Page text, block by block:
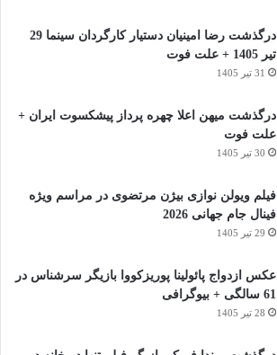
درگذشت رضا امینیان دستیار کارگردان سینما 29
تیر 1405 + علت فوت
31 تیر 1405
درگذشت میهن اعلا چهره پرداز پیشکسوت ایران +
علت فوت
30 تیر 1405
فیلم ویولن نوازی بیژن مرتضوی در مراسم ویژه
فینال جام جهانی 2026
29 تیر 1405
عکس ازدواج پائولینا پوریزکووا بازیگر سرشناس در
61 سالگی + بیوگرافی
28 تیر 1405